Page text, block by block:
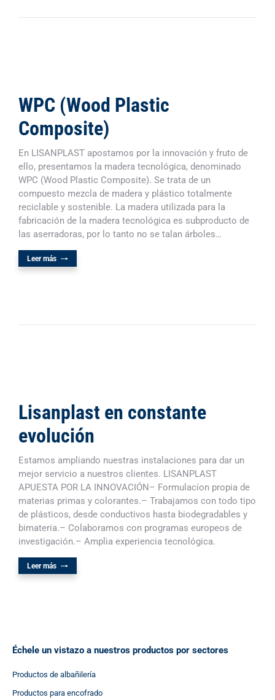
WPC (Wood Plastic
Composite)
En LISANPLAST apostamos por la innovación y fruto de
ello, presentamos la madera tecnológica, denominado
WPC (Wood Plastic Composite). Se trata de un
compuesto mezcla de madera y plástico totalmente
reciclable y sostenible. La madera utilizada para la
fabricación de la madera tecnológica es subproducto de
las aserradoras, por lo tanto no se talan árboles…
Leer más
Lisanplast en constante
evolución
Estamos ampliando nuestras instalaciones para dar un
mejor servicio a nuestros clientes. LISANPLAST
APUESTA POR LA INNOVACIÓN– Formulacíon propia de
materias primas y colorantes.– Trabajamos con todo tipo
de plásticos, desde conductivos hasta biodegradables y
bimateria.– Colaboramos con programas europeos de
investigación.– Amplia experiencia tecnológica.
Leer más
Échele un vistazo a nuestros productos por sectores
Productos de albañilería
Productos para encofrado